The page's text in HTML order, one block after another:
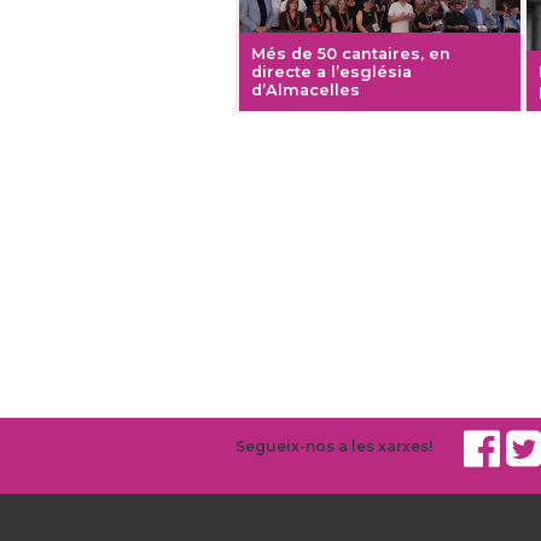
Més de 50 cantaires, en
directe a l’església
d’Almacelles
Segueix-nos a les xarxes!